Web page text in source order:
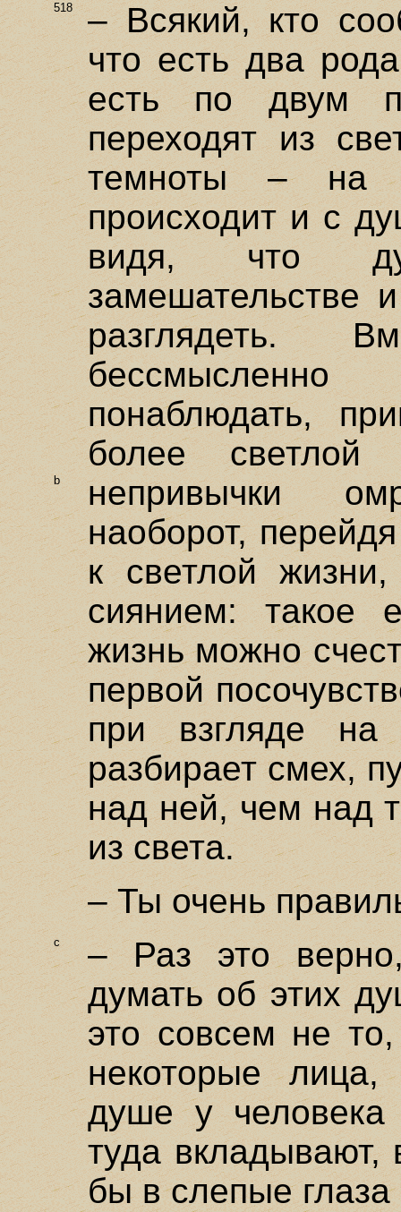
518
– Всякий, кто
что есть два
есть по двум
переходят из
темноты – на
происходит и с
видя, что
замешательстве
разглядеть.
понаблюдать,
более
непривычки
b
наоборот,
к светлой
сиянием: такое
жизнь можно
первой
при взгляде на
разбирает смех,
над ней, чем над
из света.
– Ты очень
c
– Раз это
думать об этих
это совсем не
некоторые
душе у
туда вкладывают,
бы в слепые глаза